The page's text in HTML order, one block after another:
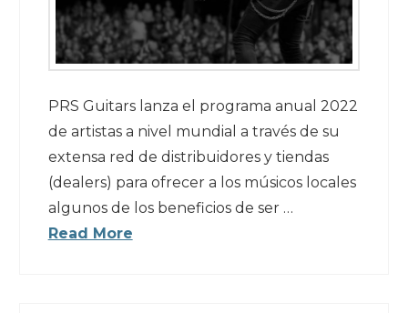
PRS Guitars lanza el programa anual 2022
de artistas a nivel mundial a través de su
extensa red de distribuidores y tiendas
(dealers) para ofrecer a los músicos locales
algunos de los beneficios de ser …
Read More